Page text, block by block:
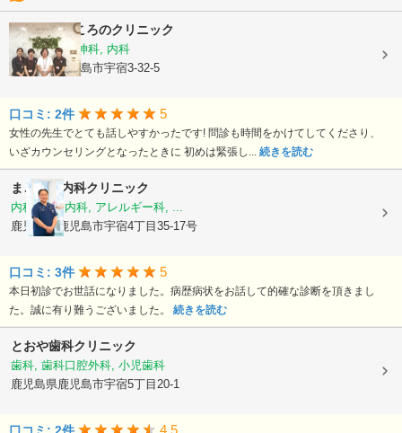
スリジエこころのクリニック
心療内科, 精神科, 内科
鹿児島県鹿児島市宇宿3-32-5
口コミ: 2件 5
女性の先生でとても話しやすかったです! 問診も時間をかけてしてくださり、
いざカウンセリングとなったときに 初めは緊張し... 続きを読む
まごころ内科クリニック
内科, 神経内科, アレルギー科, ...
鹿児島県鹿児島市宇宿4丁目35-17号
口コミ: 3件 5
本日初診でお世話になりました。病歴病状をお話して的確な診断を頂きまし
た。誠に有り難うございました。 続きを読む
とおや歯科クリニック
歯科, 歯科口腔外科, 小児歯科
鹿児島県鹿児島市宇宿5丁目20-1
4.5